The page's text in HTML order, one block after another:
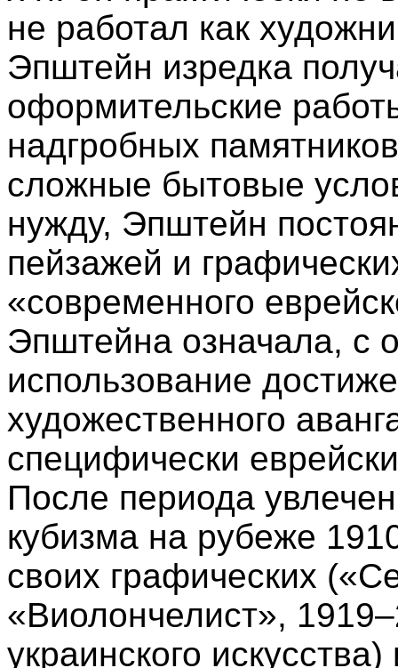
не работал как
Эпштейн изредка
оформительские
надгробных
сложные бытовые
нужду, Эпштейн
пейзажей и
«современного
Эпштейна означала, с
использование
художественного
специфически
После периода
кубизма на рубеже
своих графических
«Виолончелист»,
украинского